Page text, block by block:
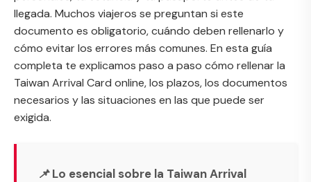
llegada. Muchos viajeros se preguntan si este
documento es obligatorio, cuándo deben rellenarlo y
cómo evitar los errores más comunes. En esta guía
completa te explicamos paso a paso cómo rellenar la
Taiwan Arrival Card online, los plazos, los documentos
necesarios y las situaciones en las que puede ser
exigida.
📌 Lo esencial sobre la Taiwan Arrival